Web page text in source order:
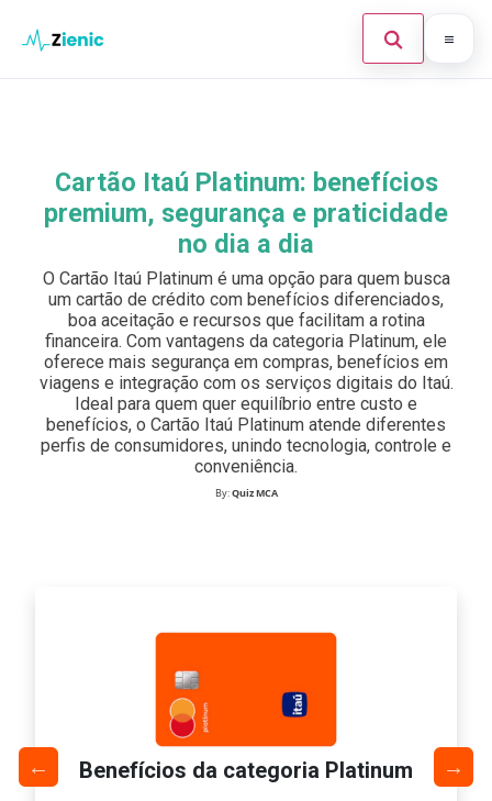
Abrir
Investimento
Legal
Buscar:
Pulsa Enter para buscar o ESC para cerrar.
Cartão Itaú Platinum: benefícios
premium, segurança e praticidade
no dia a dia
O Cartão Itaú Platinum é uma opção para quem busca
um cartão de crédito com benefícios diferenciados,
boa aceitação e recursos que facilitam a rotina
financeira. Com vantagens da categoria Platinum, ele
oferece mais segurança em compras, benefícios em
viagens e integração com os serviços digitais do Itaú.
Ideal para quem quer equilíbrio entre custo e
benefícios, o Cartão Itaú Platinum atende diferentes
perfis de consumidores, unindo tecnologia, controle e
conveniência.
By:Quiz MCA
Benefícios da categoria Platinum